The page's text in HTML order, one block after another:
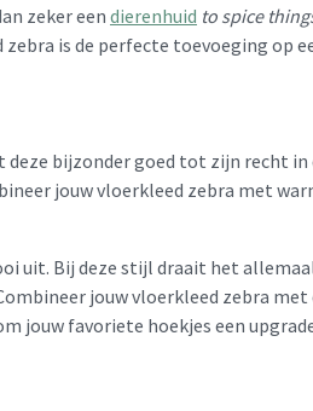
zeker een dierenhuid to spice
is de perfecte toevoeging op
bijzonder goed tot zijn recht in
jouw vloerkleed zebra met
uit. Bij deze stijl draait het
jouw vloerkleed zebra met
jouw favoriete hoekjes een